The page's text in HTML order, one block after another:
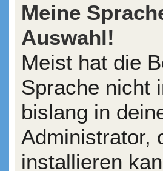
Meine
Auswahl!
Meist hat die
Sprache nicht
bislang in
Administrator,
installieren